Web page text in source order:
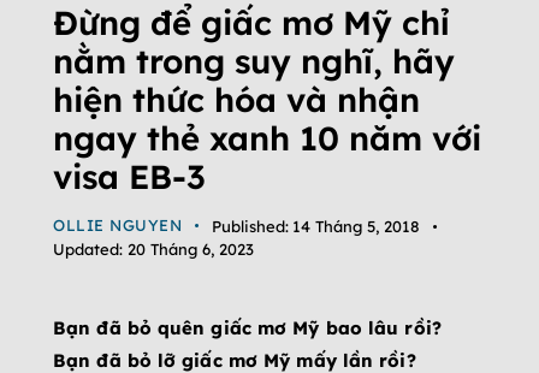
Đừng để giấc mơ Mỹ chỉ
nằm trong suy nghĩ, hãy
hiện thức hóa và nhận
ngay thẻ xanh 10 năm với
visa EB-3
OLLIE NGUYEN Published: 14 Tháng 5, 2018
Updated: 20 Tháng 6, 2023
Bạn đã bỏ quên giấc mơ Mỹ bao lâu rồi?
Bạn đã bỏ lỡ giấc mơ Mỹ mấy lần rồi?